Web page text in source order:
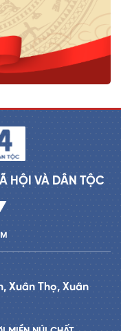
HỘI VÀ DÂN TỘC
Xuân Thọ, Xuân